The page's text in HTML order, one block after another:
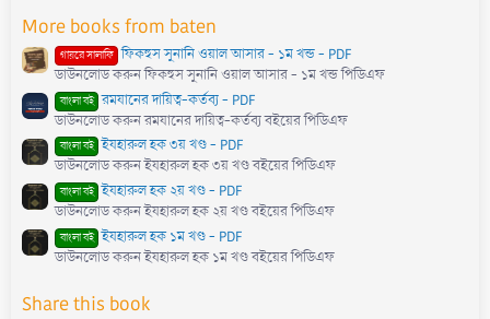
More books from baten
গায়রে সালাফি ফিকহুস সুনানি ওয়াল আসার - ১ম খন্ড - PDF
ডাউনলোড করুন ফিকহুস সুনানি ওয়াল আসার - ১ম খন্ড পিডিএফ
বাংলা বই রমযানের দায়িত্ব-কর্তব্য - PDF
ডাউনলোড করুন রমযানের দায়িত্ব-কর্তব্য বইয়ের পিডিএফ
বাংলা বই ইযহারুল হক ৩য় খণ্ড - PDF
ডাউনলোড করুন ইযহারুল হক ৩য় খণ্ড বইয়ের পিডিএফ
বাংলা বই ইযহারুল হক ২য় খণ্ড - PDF
ডাউনলোড করুন ইযহারুল হক ২য় খণ্ড বইয়ের পিডিএফ
বাংলা বই ইযহারুল হক ১ম খণ্ড - PDF
ডাউনলোড করুন ইযহারুল হক ১ম খণ্ড বইয়ের পিডিএফ
Share this book